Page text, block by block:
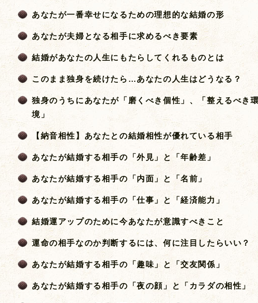
あなたが一番幸せになるための理想的な結婚の形
あなたが夫婦となる相手に求めるべき要素
結婚があなたの人生にもたらしてくれるものとは
このまま独身を続けたら…あなたの人生はどうなる？
独身のうちにあなたが「磨くべき個性」、「整えるべき
境」
【納音相性】あなたとの結婚相性が優れている相手
あなたが結婚する相手の「外見」と「年齢差」
あなたが結婚する相手の「内面」と「名前」
あなたが結婚する相手の「仕事」と「経済能力」
結婚運アップのために今あなたが意識すべきこと
運命の相手なのか判断するには、何に注目したらいい？
あなたが結婚する相手の「趣味」と「交友関係」
あなたが結婚する相手の「夜の顔」と「カラダの相性」